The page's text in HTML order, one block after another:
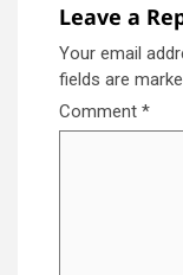
Leave a
Your email
fields are
Comment *